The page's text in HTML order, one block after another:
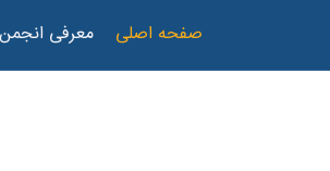
صفحه اصلی معرفی انجمن